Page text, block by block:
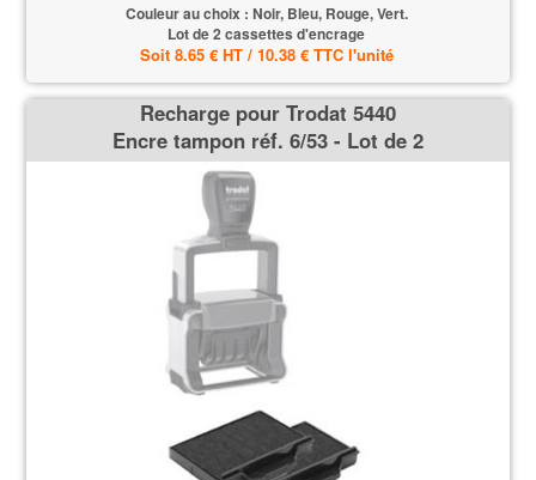
Couleur au choix : Noir, Bleu, Rouge, Vert.
Lot de 2 cassettes d'encrage
Soit 8.65 € HT / 10.38 € TTC l'unité
Recharge pour Trodat 5440
Encre tampon réf. 6/53 - Lot de 2